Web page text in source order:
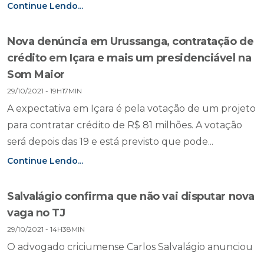
Continue Lendo...
Nova denúncia em Urussanga, contratação de
crédito em Içara e mais um presidenciável na
Som Maior
29/10/2021 - 19H17MIN
A expectativa em Içara é pela votação de um projeto
para contratar crédito de R$ 81 milhões. A votação
será depois das 19 e está previsto que pode...
Continue Lendo...
Salvalágio confirma que não vai disputar nova
vaga no TJ
29/10/2021 - 14H38MIN
O advogado criciumense Carlos Salvalágio anunciou